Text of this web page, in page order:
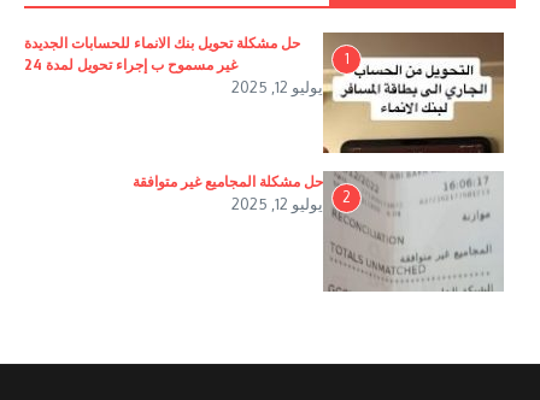
1
حل مشكلة تحويل بنك الانماء للحسابات الجديدة
غير مسموح ب إجراء تحويل لمدة 24
يوليو 12, 2025
2
حل مشكلة المجاميع غير متوافقة
يوليو 12, 2025